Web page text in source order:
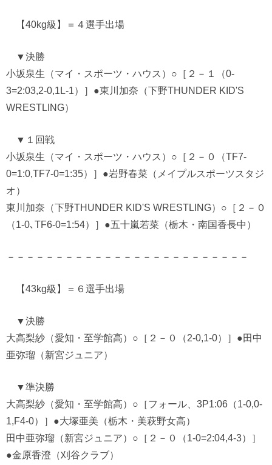
【40kg級】＝４選手出場
▼決勝
小坂泉生（マイ・スポーツ・ハウス）○［２－１（0-
3=2:03,2-0,1L-1）］●東川加奈（下野THUNDER KID'S
WRESTLING）
▼１回戦
小坂泉生（マイ・スポーツ・ハウス）○［２－０（TF7-
0=1:0,TF7-0=1:35）］●岩野春菜（メイプルスポーツスタジ
オ）
東川加奈（下野THUNDER KID'S WRESTLING）○［２－０
（1-0､TF6-0=1:54）］●五十嵐若菜（栃木・南国香長中）
－－－－－－－－－－－－－－－－－－－－－－－－－
【43kg級】＝６選手出場
▼決勝
大高梨紗（愛知・至学館高）○［２－０（2-0,1-0）］●田中
亜弥瑠（新宮ジュニア）
▼準決勝
大高梨紗（愛知・至学館高）○［フォール、3P1:06（1-0,0-
1,F4-0）］●大塚亜美（栃木・美萩野女高）
田中亜弥瑠（新宮ジュニア）○［２－０（1-0=2:04,4-3）］
●金原香澄（刈谷クラブ）